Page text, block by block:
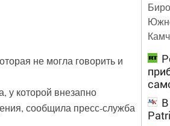
не могла говорить и
у которой внезапно
сообщила пресс-служба